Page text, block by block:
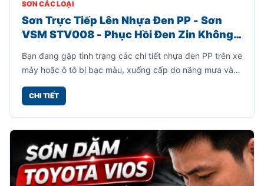
SƠN CÁC LOẠI
Sơn Trực Tiếp Lên Nhựa Đen PP - Sơn
VSM STV008 - Phục Hồi Đen Zin Không
Bạn đang gặp tình trạng các chi tiết nhựa đen PP trên xe
máy hoặc ô tô bị bạc màu, xuống cấp do nắng mưa và
giúp phục hồi bề mặt nhựa đen nhanh chóng, tiết kiệm
CHI TIẾT